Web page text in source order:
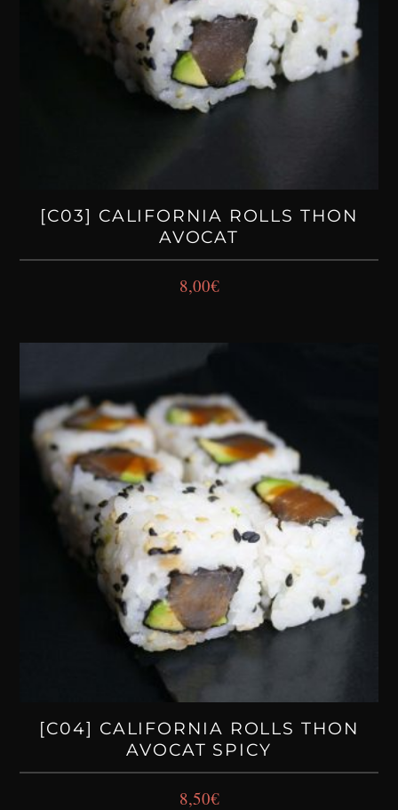
[C03] CALIFORNIA ROLLS THON
AVOCAT
8,00€
[C04] CALIFORNIA ROLLS THON
AVOCAT SPICY
8,50€